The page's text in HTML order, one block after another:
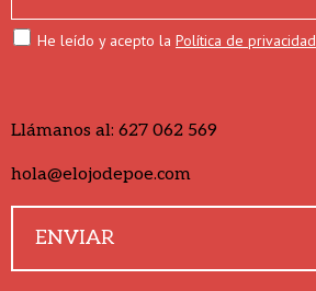
He leído y acepto la Política de privacidad
Llámanos al: 627 062 569
hola@elojodepoe.com